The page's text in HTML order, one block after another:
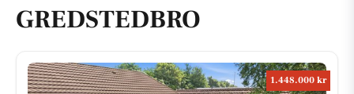
GREDSTEDBRO
1.448.000 kr